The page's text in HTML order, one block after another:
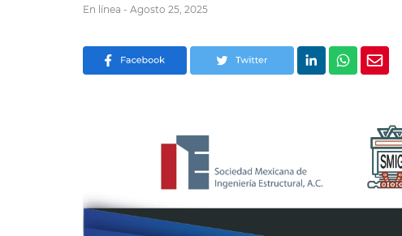
En línea - Agosto 25, 2025